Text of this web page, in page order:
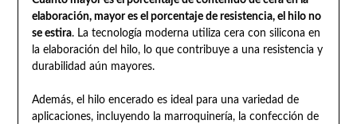
elaboración, mayor es el porcentaje de resistencia, el hilo no
se estira. La tecnología moderna utiliza cera con silicona en
la elaboración del hilo, lo que contribuye a una resistencia y
durabilidad aún mayores.
Además, el hilo encerado es ideal para una variedad de
aplicaciones, incluyendo la marroquinería, la confección de